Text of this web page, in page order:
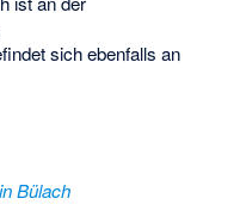
sich ebenfalls an
Bülach